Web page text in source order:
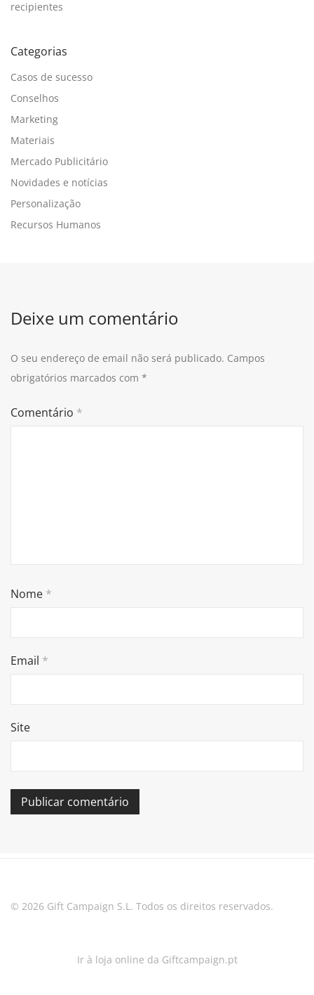
recipientes
Categorias
Casos de sucesso
Conselhos
Marketing
Materiais
Mercado Publicitário
Novidades e notícias
Personalização
Recursos Humanos
Deixe um comentário
O seu endereço de email não será publicado. Campos
obrigatórios marcados com *
Comentário *
Nome *
Email *
Site
© 2026 Gift Campaign S.L. Todos os direitos reservados.
Ir à loja online da Giftcampaign.pt